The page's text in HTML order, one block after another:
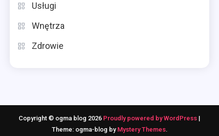
Usługi
Wnętrza
Zdrowie
Copyright © ogma blog 2026 Proudly powered by WordPress |
Theme: ogma-blog by Mystery Themes.